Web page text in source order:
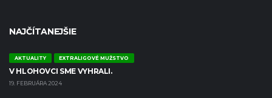
NAJČÍTANEJŠIE
AKTUALITY EXTRALIGOVÉ MUŽSTVO
V HLOHOVCI SME VYHRALI.
19. FEBRUÁRA 2024